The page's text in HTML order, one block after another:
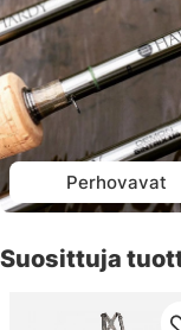
Perhovavat
Suosittuja